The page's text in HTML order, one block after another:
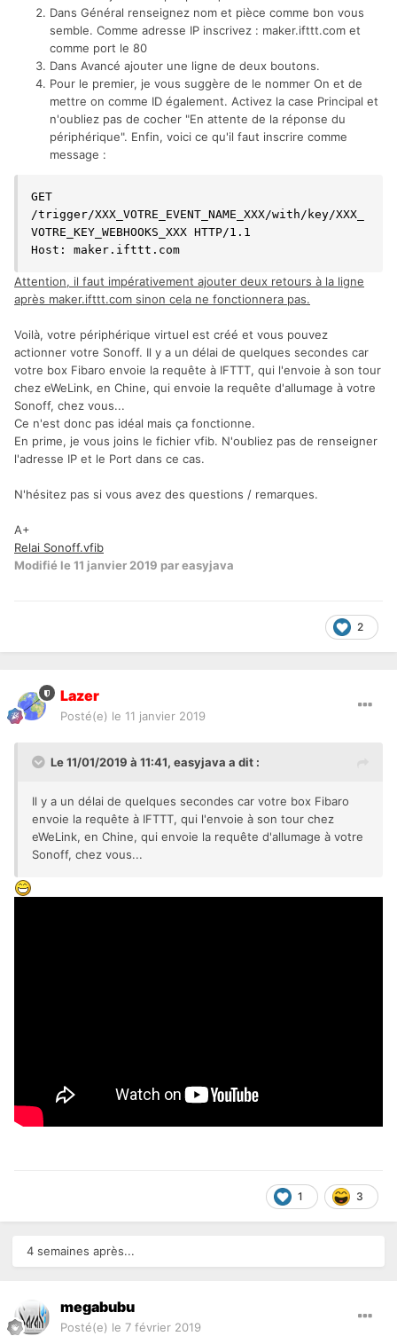
Dans Général renseignez nom et pièce comme bon vous
semble. Comme adresse IP inscrivez : maker.ifttt.com et
comme port le 80
Dans Avancé ajouter une ligne de deux boutons.
Pour le premier, je vous suggère de le nommer On et de
mettre on comme ID également. Activez la case Principal et
n'oubliez pas de cocher "En attente de la réponse du
périphérique". Enfin, voici ce qu'il faut inscrire comme
message :
GET
/trigger/XXX_VOTRE_EVENT_NAME_XXX/with/key/XXX_
VOTRE_KEY_WEBHOOKS_XXX HTTP/1.1
Attention, il faut impérativement ajouter deux retours à la ligne
après maker.ifttt.com sinon cela ne fonctionnera pas.
Voilà, votre périphérique virtuel est créé et vous pouvez
actionner votre Sonoff. Il y a un délai de quelques secondes car
votre box Fibaro envoie la requête à IFTTT, qui l'envoie à son tour
chez eWeLink, en Chine, qui envoie la requête d'allumage à votre
Sonoff, chez vous...
Ce n'est donc pas idéal mais ça fonctionne.
En prime, je vous joins le fichier vfib. N'oubliez pas de renseigner
l'adresse IP et le Port dans ce cas.
N'hésitez pas si vous avez des questions / remarques.
A+
Relai Sonoff.vfib
Modifié le 11 janvier 2019 par easyjava
2
Lazer
Posté(e) le 11 janvier 2019
Le 11/01/2019 à 11:41, easyjava a dit :
Il y a un délai de quelques secondes car votre box Fibaro
envoie la requête à IFTTT, qui l'envoie à son tour chez
eWeLink, en Chine, qui envoie la requête d'allumage à votre
Sonoff, chez vous...
1 3
4 semaines après...
megabubu
Posté(e) le 7 février 2019